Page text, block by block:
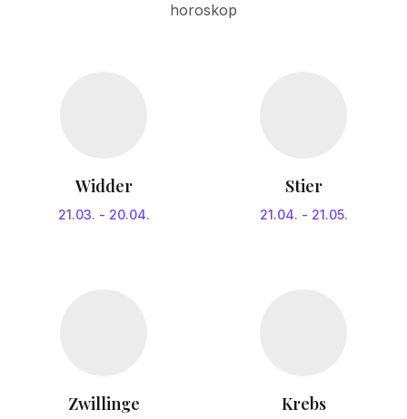
horoskop
Widder
21.03. - 20.04.
Stier
21.04. - 21.05.
Zwillinge Krebs